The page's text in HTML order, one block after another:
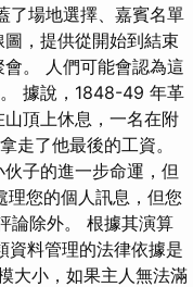
了場地選擇、嘉賓名單
，提供從開始到結束
。 人們可能會認為這
據說，1848-49 年革
頂上休息，一名在附
走了他最後的工資。
子的進一步命運，但
理您的個人訊息，但您
論除外。 根據其演算
資料管理的法律依據是
大小，如果主人無法滿